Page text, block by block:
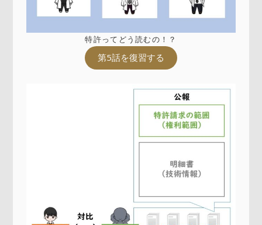
特許ってどう読むの！？
第5話を復習する